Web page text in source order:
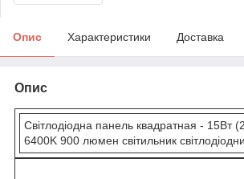
Опис Характеристики Доставка
Опис
Світлодіодна панель квадратная - 15Вт
6400K 900 люмен світильник